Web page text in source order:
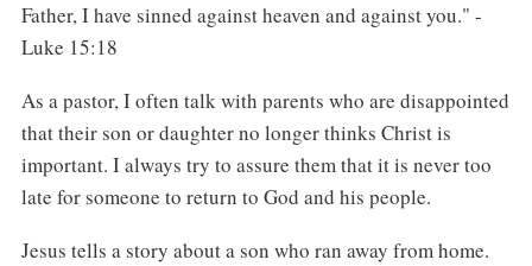
Father, I have sinned against heaven and against you." -
Luke 15:18
As a pastor, I often talk with parents who are disappointed
that their son or daughter no longer thinks Christ is
important. I always try to assure them that it is never too
late for someone to return to God and his people.
Jesus tells a story about a son who ran away from home.